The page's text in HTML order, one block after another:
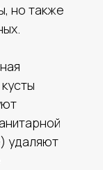
но также
удаляют